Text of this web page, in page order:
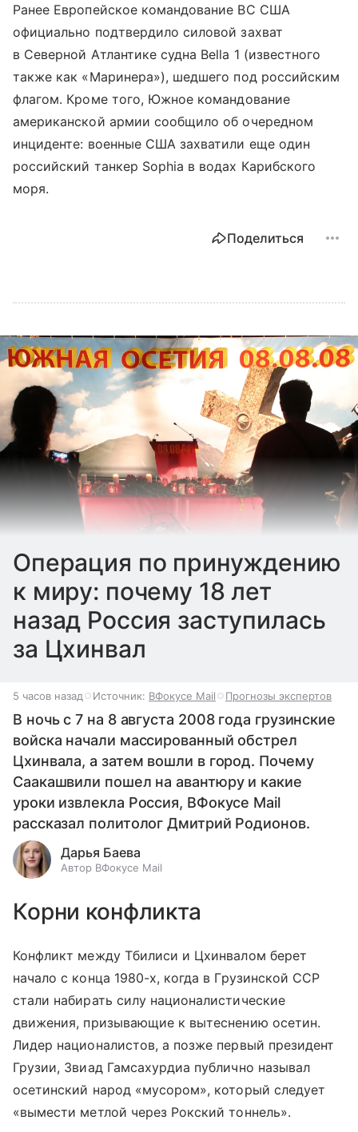
Ранее Европейское командование ВС США
официально подтвердило силовой захват
в Северной Атлантике судна Bella 1 (известного
также как «Маринера»), шедшего под российским
флагом. Кроме того, Южное командование
американской армии сообщило об очередном
инциденте: военные США захватили еще один
российский танкер Sophia в водах Карибского
моря.
Поделиться
Операция по принуждению
к миру: почему 18 лет
назад Россия заступилась
за Цхинвал
5 часов назад Источник: ВФокусе Mail Прогнозы экспертов
В ночь с 7 на 8 августа 2008 года грузинские
войска начали массированный обстрел
Цхинвала, а затем вошли в город. Почему
Саакашвили пошел на авантюру и какие
уроки извлекла Россия, ВФокусе Mail
рассказал политолог Дмитрий Родионов.
Дарья Баева
Автор ВФокусе Mail
Корни конфликта
Конфликт между Тбилиси и Цхинвалом берет
начало с конца 1980-х, когда в Грузинской ССР
стали набирать силу националистические
движения, призывающие к вытеснению осетин.
Лидер националистов, а позже первый президент
Грузии, Звиад Гамсахурдиа публично называл
осетинский народ «мусором», который следует
«вымести метлой через Рокский тоннель».